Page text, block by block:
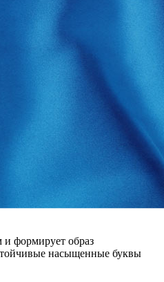
и формирует образ
насыщенные буквы